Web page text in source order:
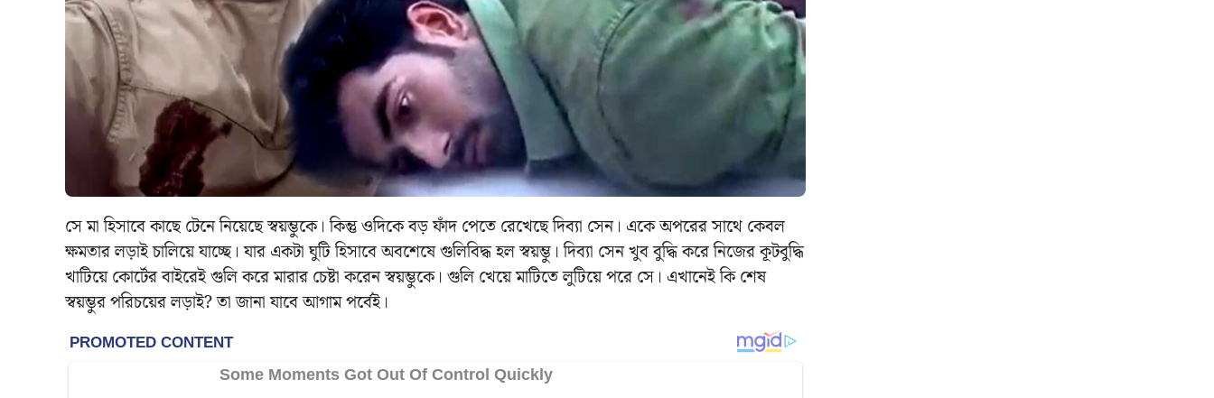
সে মা হিসাবে কাছে টেনে নিয়েছে স্বয়ম্ভুকে। কিন্তু ওদিকে বড় ফাঁদ পেতে রেখেছে দিব্যা সেন। একে অপরের সাথে কেবল
ক্ষমতার লড়াই চালিয়ে যাচ্ছে। যার একটা ঘুটি হিসাবে অবশেষে গুলিবিদ্ধ হল স্বয়ম্ভু। দিব্যা সেন খুব বুদ্ধি করে নিজের কূটবুদ্ধি
খাটিয়ে কোর্টের বাইরেই গুলি করে মারার চেষ্টা করেন স্বয়ম্ভুকে। গুলি খেয়ে মাটিতে লুটিয়ে পরে সে। এখানেই কি শেষ
স্বয়ম্ভুর পরিচয়ের লড়াই? তা জানা যাবে আগাম পর্বেই।